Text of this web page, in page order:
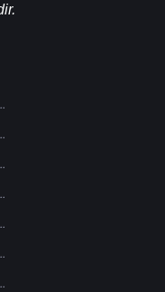
Özeti | 6 Ağustos 2026
Özeti | 5 Ağustos 2026
Özeti | 4 Ağustos 2026
Özeti | 3 Ağustos 2026
| 31 Temmuz 2026
| 30 Temmuz 2026
| 29 Temmuz 2026